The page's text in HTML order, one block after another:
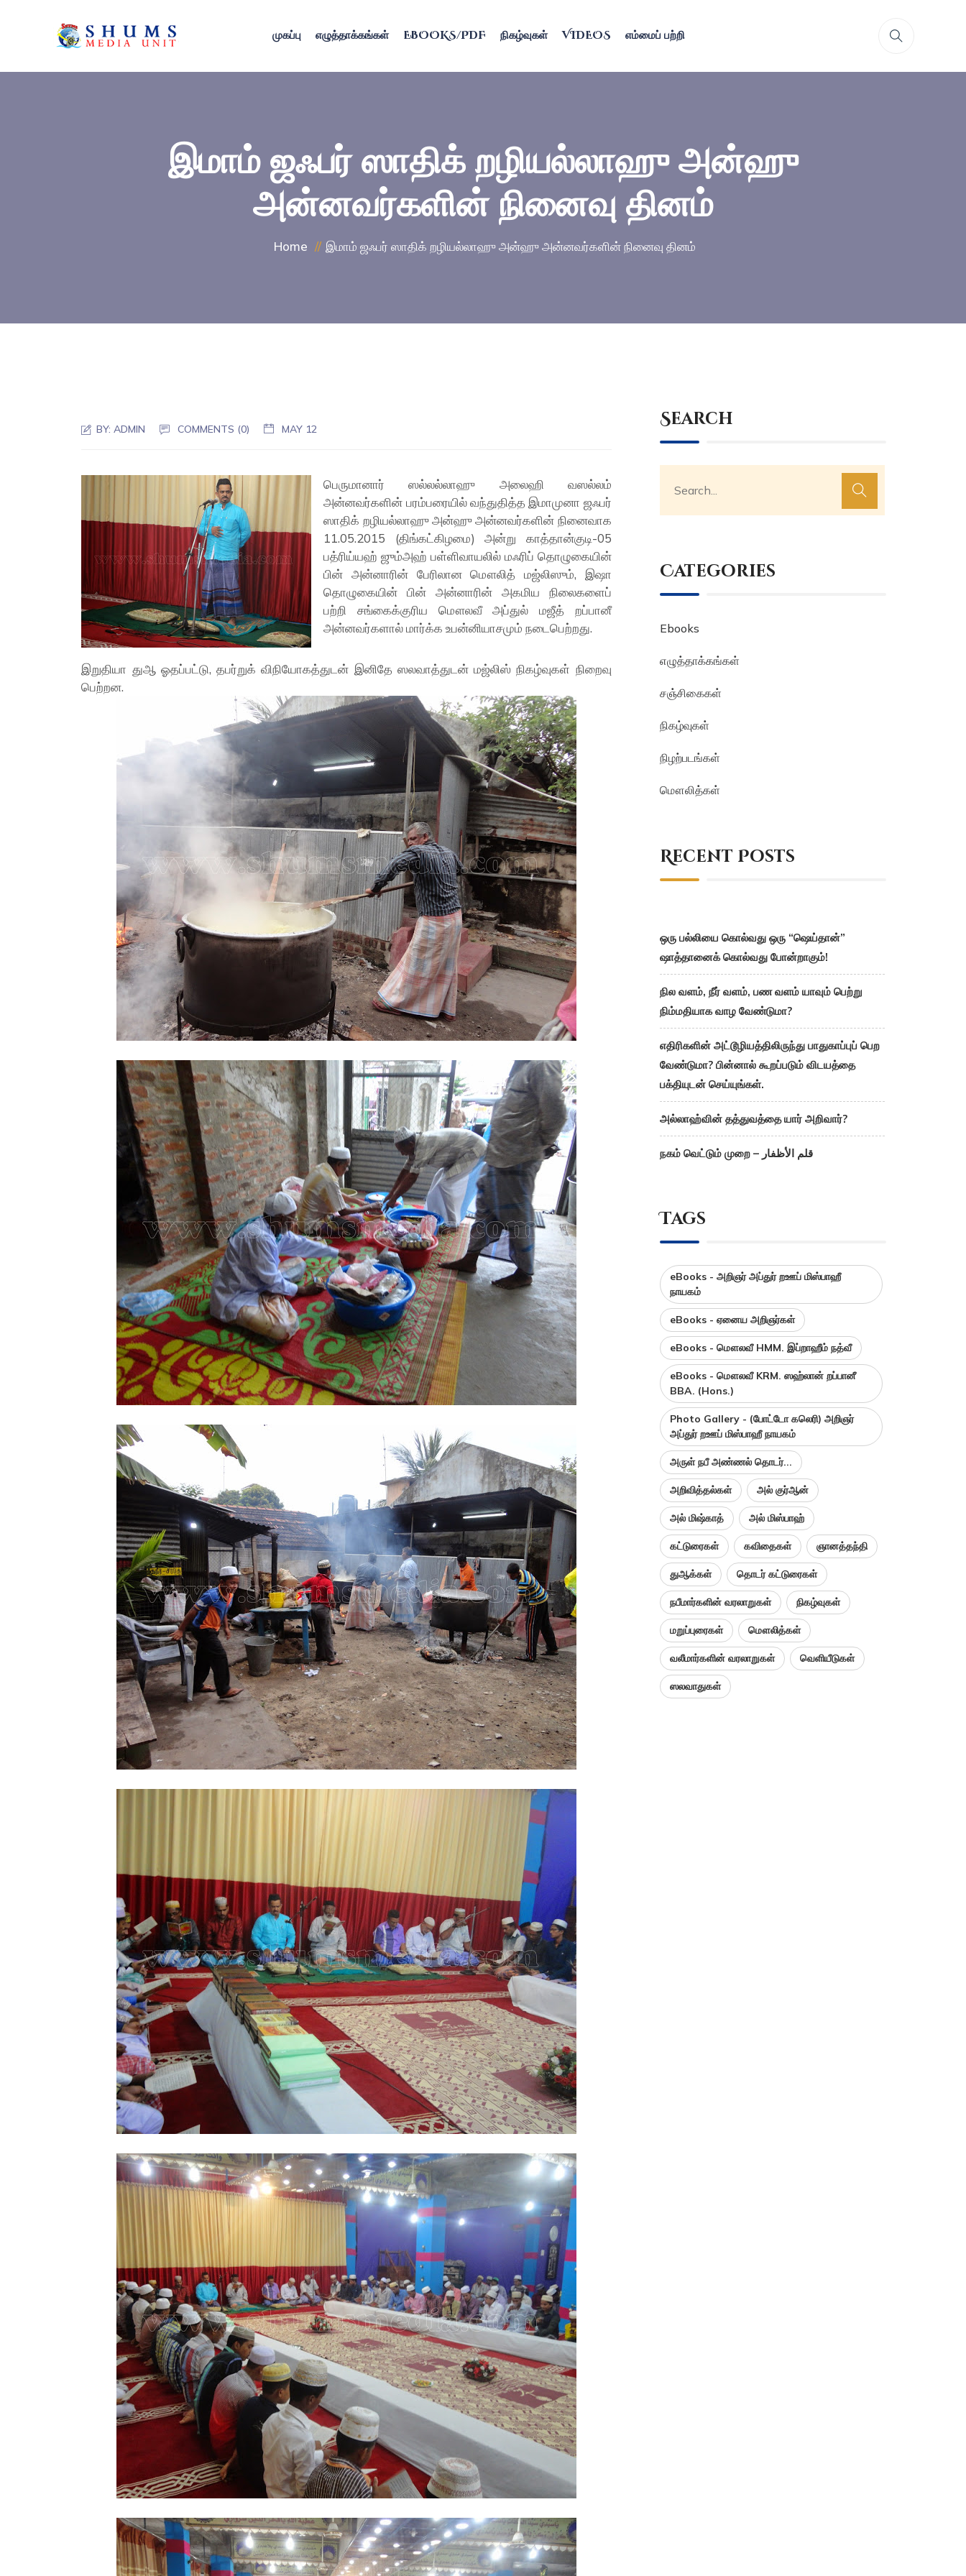
முகப்பு எழுத்தாக்கங்கள் EBOOKS/PDF நிகழ்வுகள் VIDEOS எம்மைப் பற்றி
இமாம் ஜஃபர் ஸாதிக் றழியல்லாஹு அன்ஹு
அன்னவர்களின் நினைவு தினம்
Home இமாம் ஜஃபர் ஸாதிக் றழியல்லாஹு அன்ஹு அன்னவர்களின் நினைவு தினம்
BY:ADMIN COMMENTS (0) MAY 12
பெருமானார் ஸல்லல்லாஹு அலைஹி வஸல்லம்
அன்னவர்களின் பரம்பரையில் வந்துதித்த இமாமுனா ஜஃபர்
ஸாதிக் றழியல்லாஹு அன்ஹு அன்னவர்களின் நினைவாக
11.05.2015 (திங்கட்கிழமை) அன்று காத்தான்குடி-05
பத்ரிய்யஹ் ஜும்அஹ் பள்ளிவாயலில் மஃரிப் தொழுகையின்
பின் அன்னாரின் பேரிலான மௌலித் மஜ்லிஸும், இஷா
தொழுகையின் பின் அன்னாரின் அகமிய நிலைகளைப்
பற்றி சங்கைக்குரிய மௌலவீ அப்துல் மஜீத் றப்பானீ
அன்னவர்களால் மார்க்க உபன்னியாசமும் நடைபெற்றது.
இறுதியா துஆ ஓதப்பட்டு, தபர்றுக் விநியோகத்துடன் இனிதே ஸலவாத்துடன் மஜ்லிஸ் நிகழ்வுகள் நிறைவு
பெற்றன.
Search
Categories
Ebooks
எழுத்தாக்கங்கள்
சஞ்சிகைகள்
நிகழ்வுகள்
நிழற்படங்கள்
மௌலித்கள்
Recent Posts
ஒரு பல்லியை கொல்வது ஒரு “ஷெய்தான்”
ஷாத்தானைக் கொல்வது போன்றாகும்!
நில வளம், நீர் வளம், பண வளம் யாவும் பெற்று
நிம்மதியாக வாழ வேண்டுமா?
எதிரிகளின் அட்டூழியத்திலிருந்து பாதுகாப்புப் பெற
வேண்டுமா? பின்னால் கூறப்படும் விடயத்தை
பக்தியுடன் செய்யுங்கள்.
அல்லாஹ்வின் தத்துவத்தை யார் அறிவார்?
நகம் வெட்டும் முறை – قلم الأظفار
Tags
eBooks - அறிஞர் அப்துர் றஊப் மிஸ்பாஹீ
நாயகம்
eBooks - ஏனைய அறிஞர்கள்
eBooks - மௌலவீ HMM. இப்றாஹீம் நத்வீ
eBooks - மௌலவீ KRM. ஸஹ்லான் றப்பானீ
BBA. (Hons.)
Photo Gallery - (போட்டோ கலெரி) அறிஞர்
அப்துர் றஊப் மிஸ்பாஹீ நாயகம்
அருள் நபீ அண்ணல் தொடர்...
அறிவித்தல்கள் அல் குர்ஆன்
அல் மிஷ்காத் அல் மிஸ்பாஹ்
கட்டுரைகள் கவிதைகள் ஞானத்தந்தி
துஆக்கள் தொடர் கட்டுரைகள்
நபீமார்களின் வரலாறுகள் நிகழ்வுகள்
மறுப்புரைகள் மௌலித்கள்
வலீமார்களின் வரலாறுகள் வெளியீடுகள்
ஸலவாதுகள்